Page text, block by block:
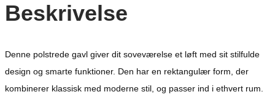
Beskrivelse
Denne polstrede gavl giver dit soveværelse et løft med sit stilfulde
design og smarte funktioner. Den har en rektangulær form, der
kombinerer klassisk med moderne stil, og passer ind i ethvert rum.